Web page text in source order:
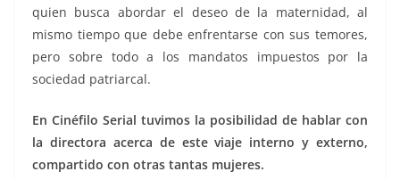
quien busca abordar el deseo de la maternidad, al
mismo tiempo que debe enfrentarse con sus temores,
pero sobre todo a los mandatos impuestos por la
sociedad patriarcal.
En Cinéfilo Serial tuvimos la posibilidad de hablar con
la directora acerca de este viaje interno y externo,
compartido con otras tantas mujeres.